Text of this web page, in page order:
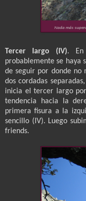
Nada más
Tercer largo (IV). En
probablemente se haya
de seguir por donde no
dos cordadas separadas,
inicia el tercer largo
tendencia hacia la
primera fisura a la
sencillo (IV). Luego
friends.